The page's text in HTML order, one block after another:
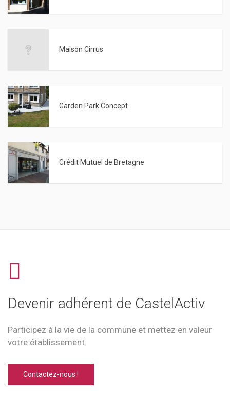
Maison Cirrus
Garden Park Concept
Crédit Mutuel de Bretagne
Devenir adhérent de CastelActiv
Participez à la vie de la commune et mettez en valeur
votre établissement.
Contactez-nous !